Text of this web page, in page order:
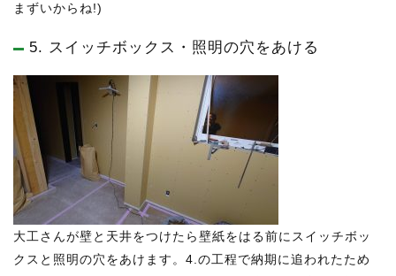
まずいからね!)
5. スイッチボックス・照明の穴をあける
大工さんが壁と天井をつけたら壁紙をはる前にスイッチボッ
クスと照明の穴をあけます。4.の工程で納期に追われたため